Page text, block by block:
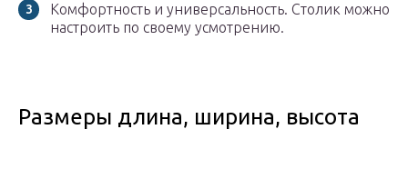
Комфортность и универсальность. Столик можно
настроить по своему усмотрению.
Размеры длина, ширина, высота